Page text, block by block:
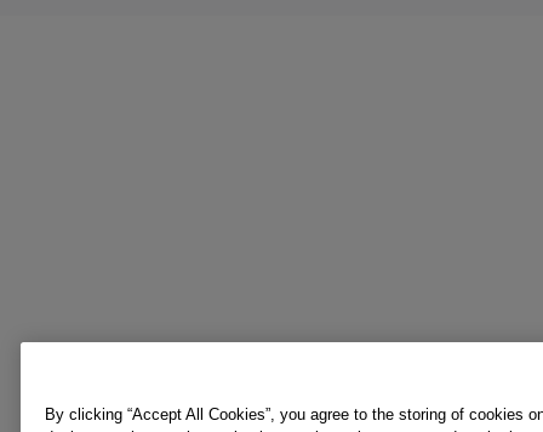
device to enhance site navigation, analyse site usage, and assist in